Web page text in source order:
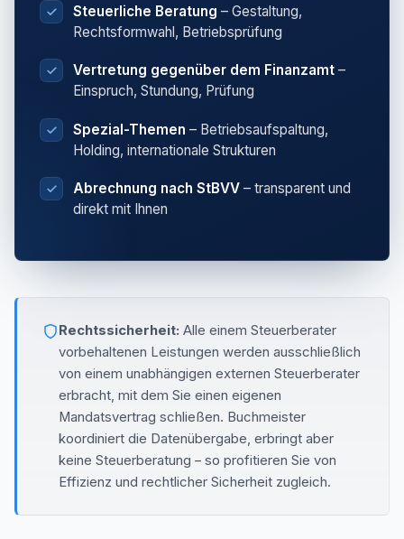
Steuerliche Beratung – Gestaltung,
Rechtsformwahl, Betriebsprüfung
Vertretung gegenüber dem Finanzamt –
Einspruch, Stundung, Prüfung
Spezial-Themen – Betriebsaufspaltung,
Holding, internationale Strukturen
Abrechnung nach StBVV – transparent und
direkt mit Ihnen
Rechtssicherheit: Alle einem Steuerberater
vorbehaltenen Leistungen werden ausschließlich
von einem unabhängigen externen Steuerberater
erbracht, mit dem Sie einen eigenen
Mandatsvertrag schließen. Buchmeister
koordiniert die Datenübergabe, erbringt aber
keine Steuerberatung – so profitieren Sie von
Effizienz und rechtlicher Sicherheit zugleich.